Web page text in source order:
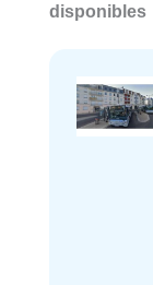
disponibles